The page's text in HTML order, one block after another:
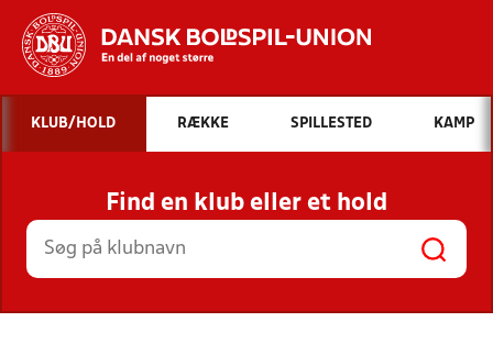
Hvad vil du søge efter?
INDHOLD OG NYHEDER
STILLINGER, RESULTATER, KLUBBER OG
HOLD
KLUB/HOLD RÆKKE SPILLESTED KAMP
Find en klub eller et hold